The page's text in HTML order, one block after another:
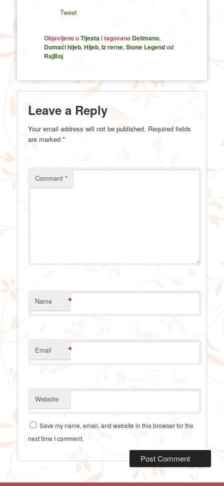
Tweet
Objavljeno uTijestai tagovano Delimano,
Domaći hljeb,Hljeb,Iz rerne,Stone Legendod
RajBoj
Leave a Reply
Your email address will not be published. Required fields
are marked*
Comment*
Name *
Email *
Website
Save my name, email, and website in this browser for the
next time I comment.